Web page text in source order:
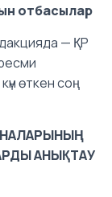
отбасылар
— ҚР
өткен соң
АНЫҚТАУ